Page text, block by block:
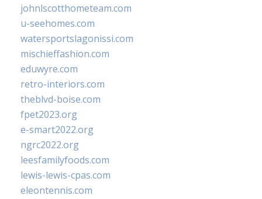
johnlscotthometeam.com
u-seehomes.com
watersportslagonissi.com
mischieffashion.com
eduwyre.com
retro-interiors.com
theblvd-boise.com
fpet2023.org
e-smart2022.org
ngrc2022.org
leesfamilyfoods.com
lewis-lewis-cpas.com
eleontennis.com